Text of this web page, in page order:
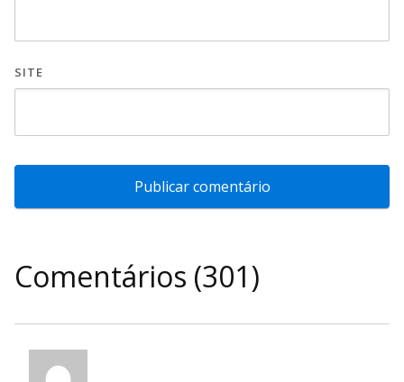
SITE
Comentários (301)